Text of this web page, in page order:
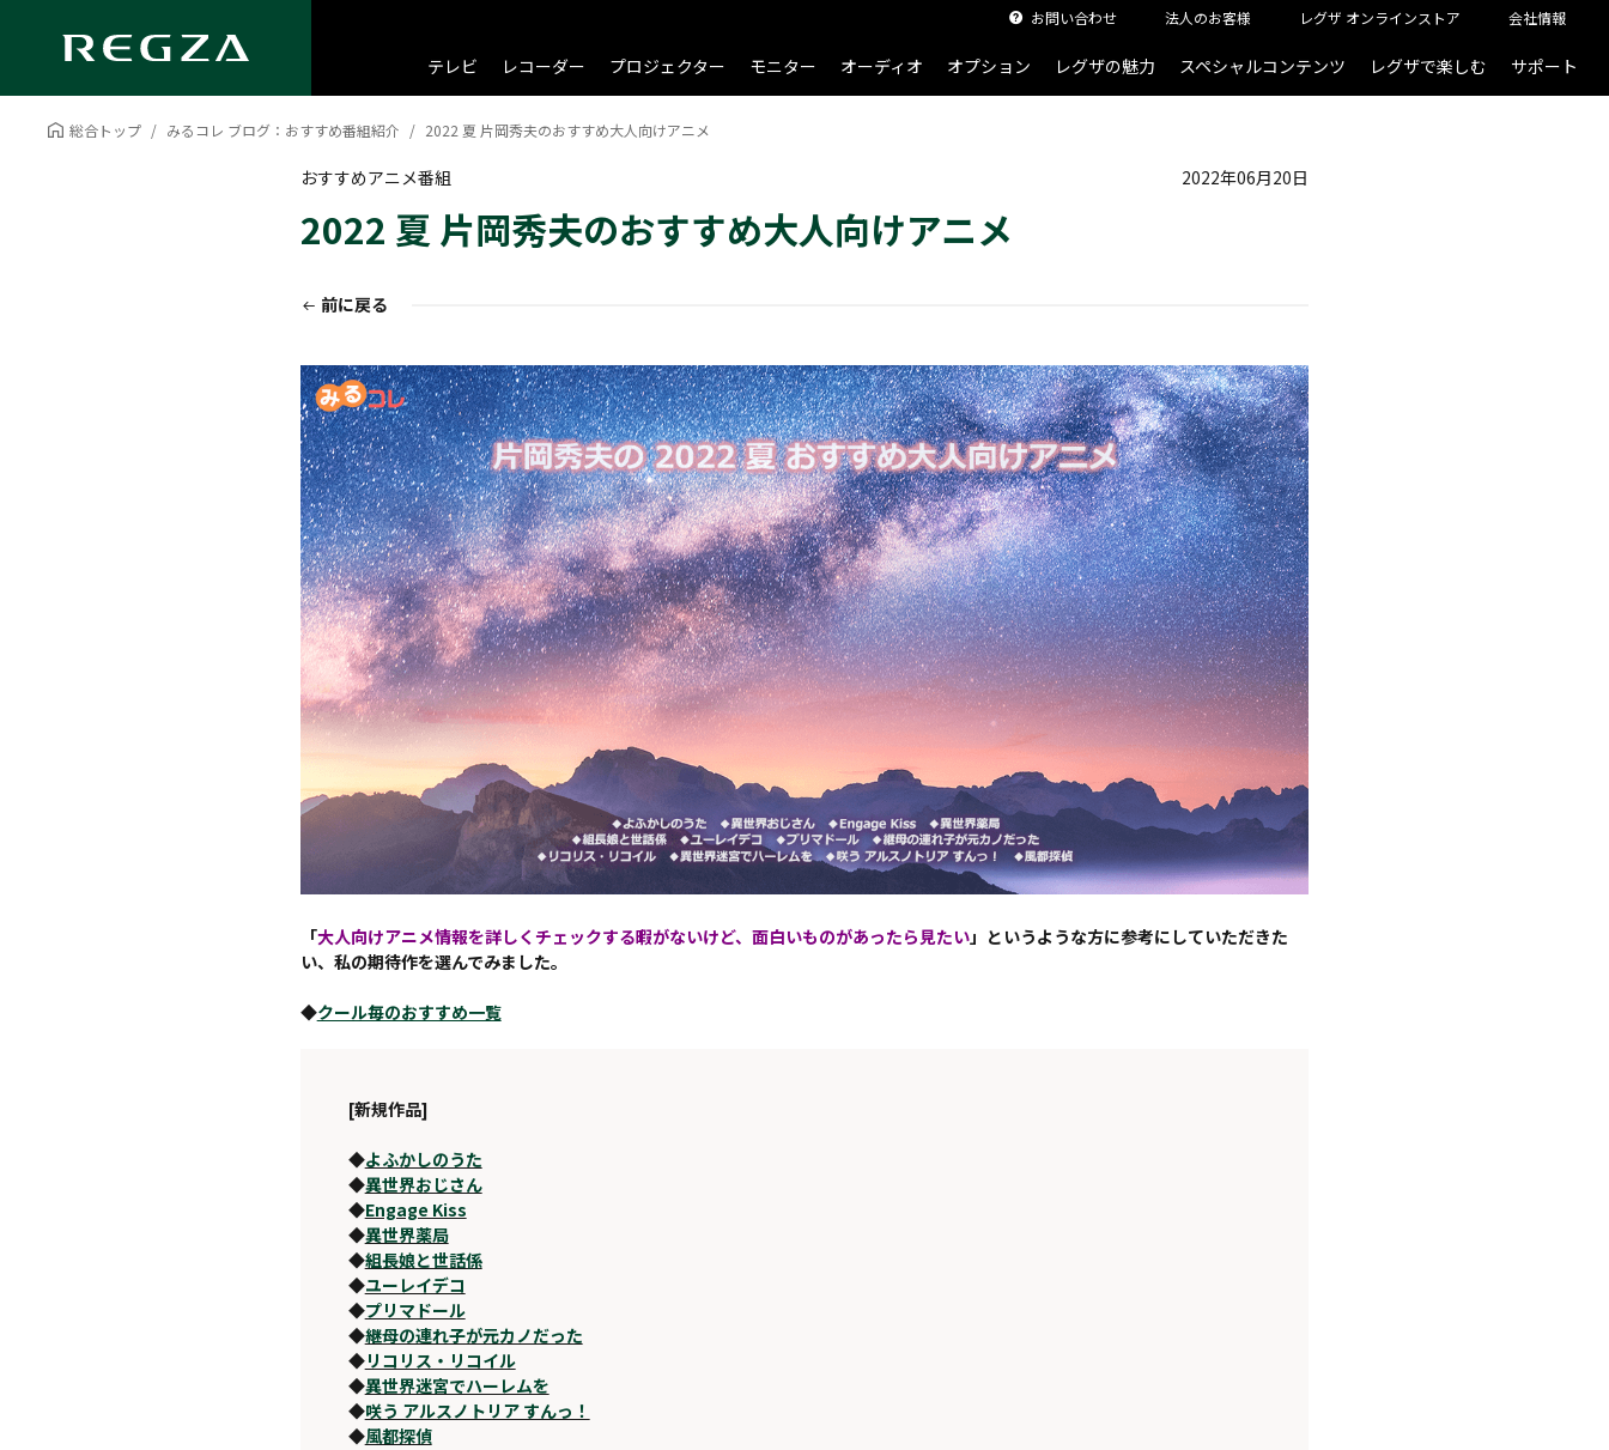
お問い合わせ 法人のお客様 レグザ オンラインストア 会社情報
テレビ レコーダー プロジェクター モニター オーディオ オプション レグザの魅力 スペシャルコンテンツ レグザで楽しむ サポート
総合トップ みるコレ ブログ：おすすめ番組紹介 2022 夏 片岡秀夫のおすすめ大人向けアニメ
おすすめアニメ番組 2022年06月20日
2022 夏 片岡秀夫のおすすめ大人向けアニメ
前に戻る
「大人向けアニメ情報を詳しくチェックする暇がないけど、面白いものがあったら見たい」というような方に参考にしていただきた
い、私の期待作を選んでみました。
◆クール毎のおすすめ一覧
[新規作品]
◆よふかしのうた
◆異世界おじさん
◆Engage Kiss
◆異世界薬局
◆組長娘と世話係
◆ユーレイデコ
◆プリマドール
◆継母の連れ子が元カノだった
◆リコリス・リコイル
◆異世界迷宮でハーレムを
◆咲う アルスノトリア すんっ！
◆風都探偵